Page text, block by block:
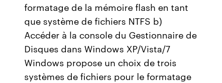
formatage de la mémoire flash en tant
que système de fichiers NTFS b)
Accéder à la console du Gestionnaire de
Disques dans Windows XP/Vista/7
Windows propose un choix de trois
systèmes de fichiers pour le formatage